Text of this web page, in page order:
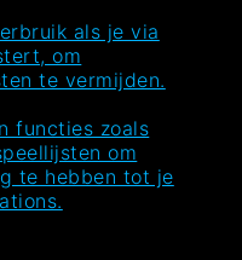
als je via
om
te vermijden.
functies zoals
om
te hebben tot je